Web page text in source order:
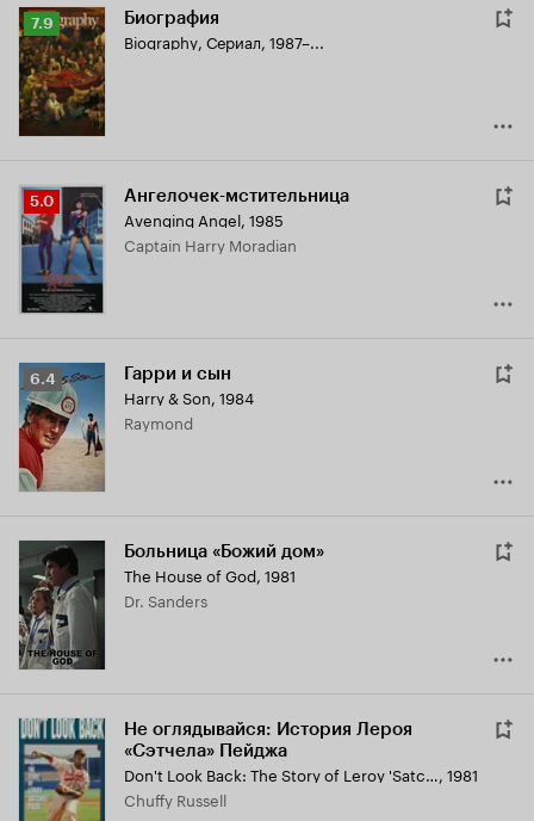
Рейтинг
Кинопоиска
7.9
7.9 Биография
Biography, Сериал, 1987–...
Рейтинг
Кинопоиска
5.0
5.0 Ангелочек-мстительница
Avenging Angel, 1985
Captain Harry Moradian
Рейтинг
Кинопоиска
6.4
6.4 Гарри и сын
Harry & Son, 1984
Raymond
Больница «Божий дом»
The House of God, 1981
Dr. Sanders
Не оглядывайся: История Лероя
«Сэтчела» Пейджа
Don't Look Back: The Story of Leroy 'Satchel' Paige, 1981
Chuffy Russell